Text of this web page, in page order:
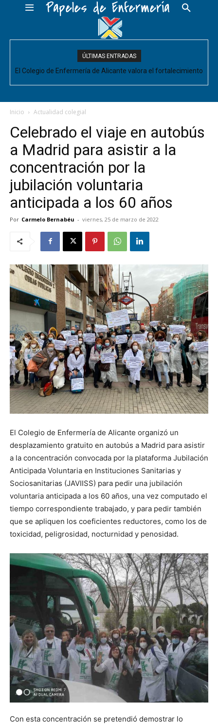
Papeles de Enfermería
ÚLTIMAS ENTRADAS
El Colegio de Enfermería de Alicante pide negociar para
y CESM-CV
Inicio Actualidad colegial
Celebrado el viaje en autobús
a Madrid para asistir a la
concentración por la
jubilación voluntaria
anticipada a los 60 años
Por Carmelo Bernabéu - viernes, 25 de marzo de 2022
El Colegio de Enfermería de Alicante organizó un
desplazamiento gratuito en autobús a Madrid para asistir
a la concentración convocada por la plataforma Jubilación
Anticipada Voluntaria en Instituciones Sanitarias y
Sociosanitarias (JAVIISS) para pedir una jubilación
voluntaria anticipada a los 60 años, una vez computado el
tiempo correspondiente trabajado, y para pedir también
que se apliquen los coeficientes reductores, como los de
toxicidad, peligrosidad, nocturnidad y penosidad.
Con esta concentración se pretendió demostrar lo